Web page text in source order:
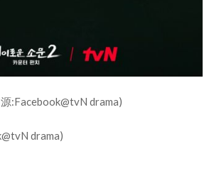
:Facebook@tvN drama)
drama)